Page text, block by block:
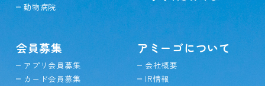
動物病院
会員募集
アプリ会員募集
カード会員募集
アミーゴについて
会社概要
IR情報